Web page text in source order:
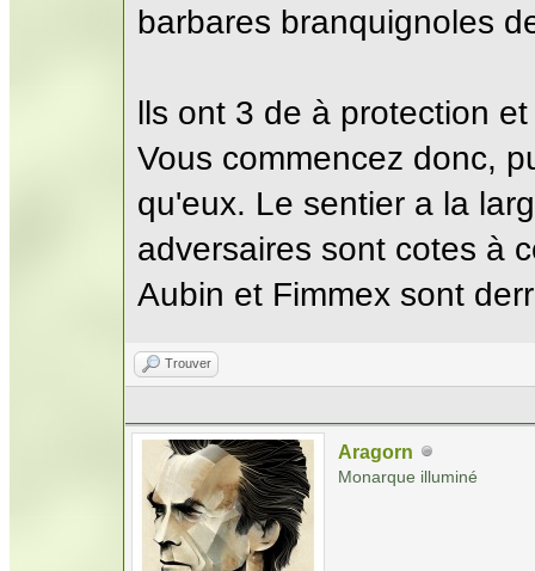
barbares branquignoles
lls ont 3 de à protection
Vous commencez donc,
qu'eux. Le sentier a la
adversaires sont cotes à
Aubin et Fimmex sont
Trouver
Aragorn
Monarque illuminé